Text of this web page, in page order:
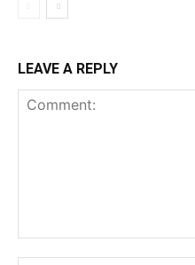
LEAVE A REPLY